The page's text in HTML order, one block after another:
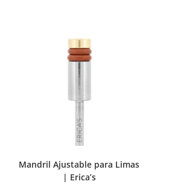
Mandril Ajustable para Limas
| Erica’s